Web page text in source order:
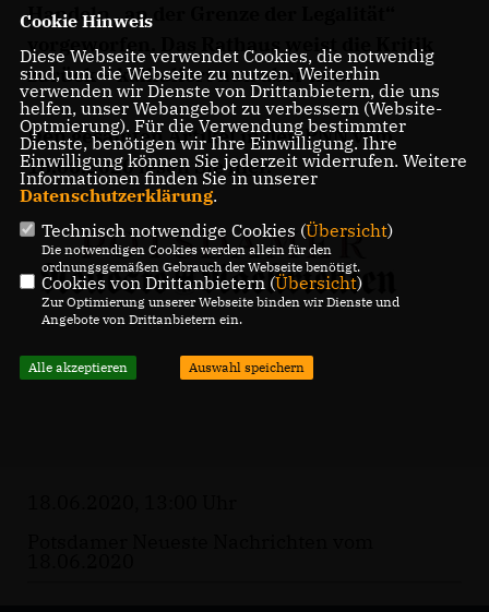
Handeln „an der Grenze der Legalität“
vorgeworfen. Das Rathaus weist die Kritik
zurück – kalkuliert nun aber neu.
Den gesamten Artikel in den PNN vom
18.06.2020 lesen Siehier.
Cookie Hinweis
Diese Webseite verwendet Cookies, die notwendig
sind, um die Webseite zu nutzen. Weiterhin
verwenden wir Dienste von Drittanbietern, die uns
helfen, unser Webangebot zu verbessern (Website-
Optmierung). Für die Verwendung bestimmter
Dienste, benötigen wir Ihre Einwilligung. Ihre
Einwilligung können Sie jederzeit widerrufen. Weitere
Informationen finden Sie in unserer
Datenschutzerklärung.
Technisch notwendige Cookies (Übersicht)
Die notwendigen Cookies werden allein für den
ordnungsgemäßen Gebrauch der Webseite benötigt.
Cookies von Drittanbietern (Übersicht)
Zur Optimierung unserer Webseite binden wir Dienste und
Angebote von Drittanbietern ein.
Alle akzeptieren Auswahl speichern